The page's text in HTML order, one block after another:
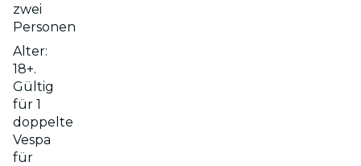
zwei
Personen
Alter:
18+.
Gültig
für 1
doppelte
Vespa
für